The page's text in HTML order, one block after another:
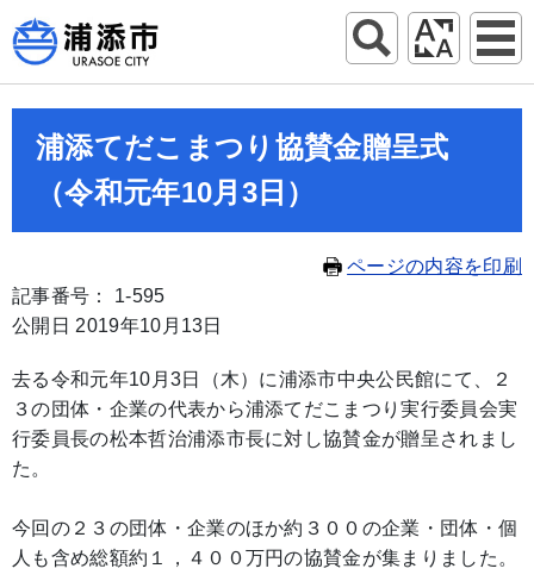
浦添てだこまつり協賛金贈呈式
（令和元年10月3日）
ページの内容を印刷
記事番号： 1-595
公開日 2019年10月13日
去る令和元年10月3日（木）に浦添市中央公民館にて、２
３の団体・企業の代表から浦添てだこまつり実行委員会実
行委員長の松本哲治浦添市長に対し協賛金が贈呈されまし
た。
今回の２３の団体・企業のほか約３００の企業・団体・個
人も含め総額約１，４００万円の協賛金が集まりました。